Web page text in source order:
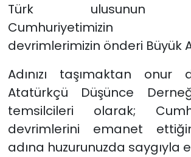
Türk ulusunun
Cumhuriyetimizin
devrimlerimizin önderi Büyük
Adınızı taşımaktan onur
Atatürkçü Düşünce
temsilcileri olarak;
devrimlerini emanet
adına huzurunuzda saygıyla